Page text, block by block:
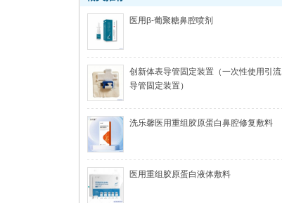
医用β-葡聚糖鼻腔喷剂
创新体表导管固定装置（一次性使用引流
导管固定装置）
洗乐馨医用重组胶原蛋白鼻腔修复敷料
医用重组胶原蛋白液体敷料